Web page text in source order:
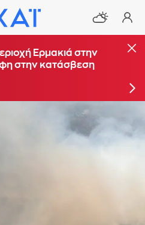
- Μήνυμα από το
Ερμακιά στην
στην κατάσβεση